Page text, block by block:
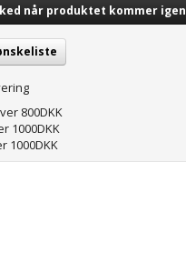
når produktet kommer igen
800DKK
1000DKK
1000DKK